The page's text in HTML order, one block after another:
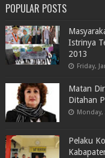
POPULAR POSTS
Istrinya
2013
Friday,
Matan
Ditahan
Monday,
Pelaku